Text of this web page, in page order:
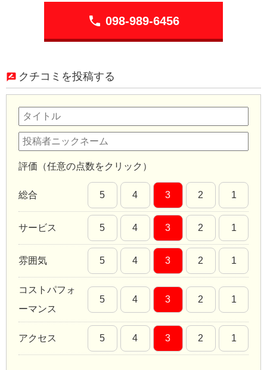
phone 098-989-6456
クチコミを投稿する
評価（任意の点数をクリック）
総合 5 4 3 2 1
サービス 5 4 3 2 1
雰囲気 5 4 3 2 1
コストパフォ
ーマンス
5 4 3 2 1
アクセス 5 4 3 2 1